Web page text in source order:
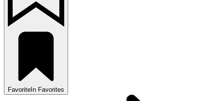
Favorite In Favorites